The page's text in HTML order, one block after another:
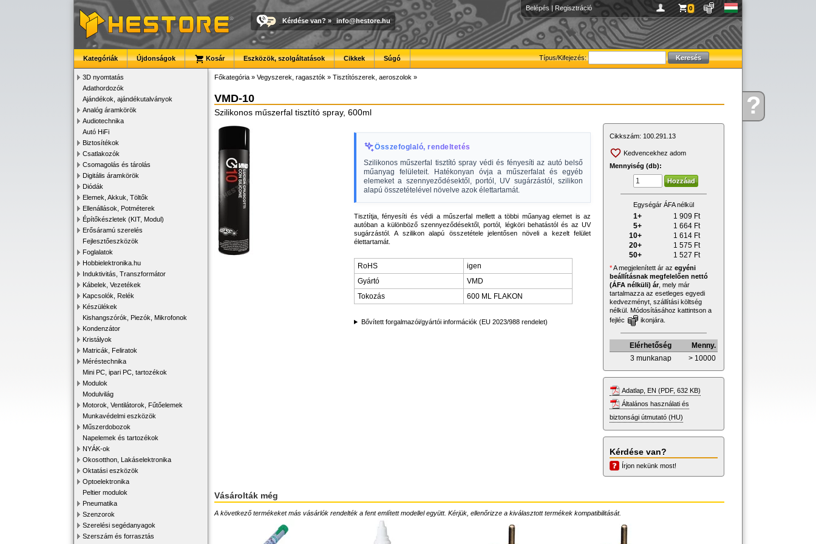
Kérdése?
Belépés | Regisztráció 0
Kérdése van? » info@hestore.hu
Típus/Kifejezés:
Kategóriák Újdonságok Kosár Eszközök, szolgáltatások Cikkek Súgó
3D nyomtatás
Adathordozók
Ajándékok, ajándékutalványok
Analóg áramkörök
Audiotechnika
Autó HiFi
Biztosítékok
Csatlakozók
Csomagolás és tárolás
Digitális áramkörök
Diódák
Elemek, Akkuk, Töltők
Ellenállások, Potméterek
Építőkészletek (KIT, Modul)
Erősáramú szerelés
Fejlesztőeszközök
Foglalatok
Hobbielektronika.hu
Induktivitás, Transzformátor
Kábelek, Vezetékek
Kapcsolók, Relék
Készülékek
Kishangszórók, Piezók, Mikrofonok
Kondenzátor
Kristályok
Matricák, Feliratok
Méréstechnika
Mini PC, ipari PC, tartozékok
Modulok
Modulvilág
Motorok, Ventilátorok, Fűtőelemek
Munkavédelmi eszközök
Műszerdobozok
Napelemek és tartozékok
NYÁK-ok
Okosotthon, Lakáselektronika
Oktatási eszközök
Optoelektronika
Peltier modulok
Pneumatika
Szenzorok
Szerelési segédanyagok
Szerszám és forrasztás
Főkategória » Vegyszerek, ragasztók » Tisztítószerek, aeroszolok »
VMD-10
Szilikonos műszerfal tisztító spray, 600ml
Összefoglaló, rendeltetés
Szilikonos műszerfal tisztító spray védi és fényesíti az autó belső
műanyag felületeit. Hatékonyan óvja a műszerfalat és egyéb
elemeket a szennyeződésektől, portól, UV sugárzástól, szilikon
alapú összetételével növelve azok élettartamát.
Tisztítja, fényesíti és védi a műszerfal mellett a többi műanyag elemet is az
autóban a különböző szennyeződésektől, portól, légköri behatástól és az UV
sugárzástól. A szilikon alapú összetétele jelentősen növeli a kezelt felület
élettartamát.
RoHS
igen
Gyártó
VMD
Tokozás
600 ML FLAKON
Bővített forgalmazói/gyártói információk (EU 2023/988 rendelet)
Cikkszám: 100.291.13
Kedvencekhez adom
Mennyiség (db):
Egységár ÁFA nélkül
1+ 1 909 Ft
5+
1 664 Ft
10+
1 614 Ft
20+
1 575 Ft
50+
1 527 Ft
*A megjelenített ár az egyéni
beállításnak megfelelően nettó
(ÁFA nélküli) ár, mely már
tartalmazza az esetleges egyedi
kedvezményt, szállítási költség
nélkül. Módosításához kattintson a
fejléc
ikonjára.
Elérhetőség
Menny.
3 munkanap
> 10000
Adatlap, EN (PDF, 632 KB)
Általános használati és
biztonsági útmutató (HU)
Kérdése van?
Írjon nekünk most!
Vásárolták még
A következő termékeket más vásárlók rendelték a fent említett modellel együtt. Kérjük, ellenőrizze a kiválasztott termékek kompatibilitását.